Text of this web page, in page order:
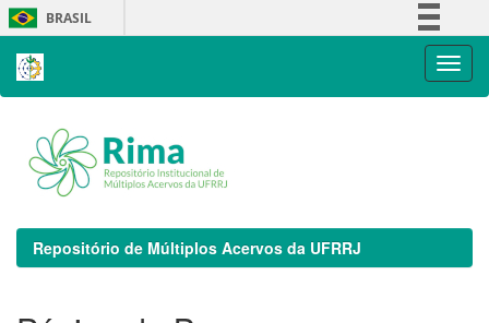
Skip
navigation
BRASIL
Repositório de Múltiplos Acervos da UFRRJ